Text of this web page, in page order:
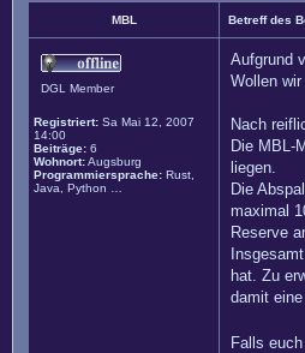
MBL Betreff des
DGL Member
Registriert: Sa Mai 12, 2007
14:00
Beiträge: 6
Wohnort:Augsburg
Programmiersprache: Rust,
Java, Python …
Aufgrund
Wollen
Nach
Die MBL-
liegen.
Die
maximal
Reserve
hat. Zu
damit
Falls